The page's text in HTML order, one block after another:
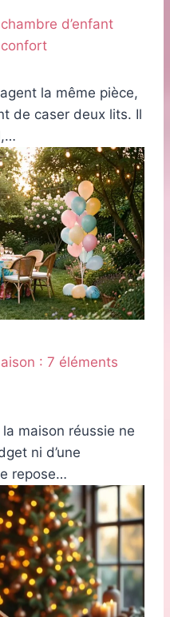
d’enfant
la même pièce,
de caser deux lits. Il
: 7 éléments
maison réussie ne
ni d’une
repose…